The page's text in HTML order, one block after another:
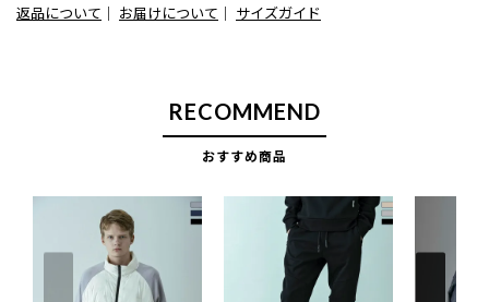
返品について ｜ お届けについて ｜ サイズガイド
RECOMMEND
おすすめ商品